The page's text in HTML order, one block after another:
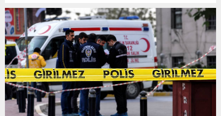
Partisi Genel Başkanı Ümit Özdağ’dan dikkat çeken destek
geldi. Türkiye Büyük Millet Meclisi’nde...